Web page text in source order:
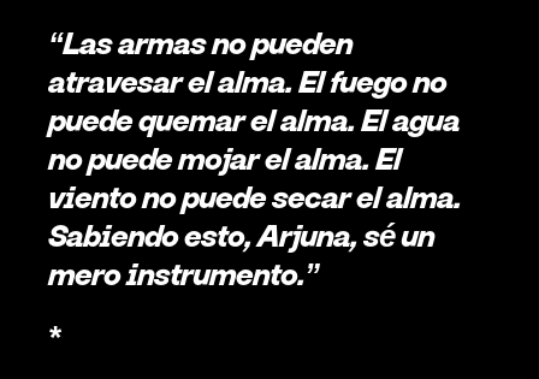
“Las armas no pueden
atravesar el alma. El fuego no
puede quemar el alma. El agua
no puede mojar el alma. El
viento no puede secar el alma.
Sabiendo esto, Arjuna, sé un
mero instrumento.”
*